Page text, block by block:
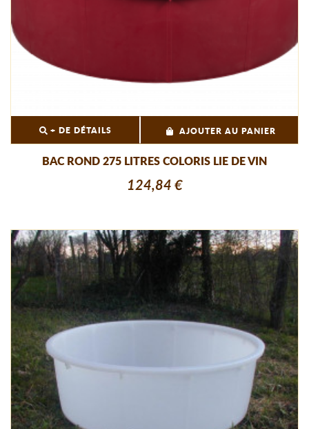
+ DE DÉTAILS AJOUTER AU PANIER
BAC ROND 275 LITRES COLORIS LIE DE VIN
124,84 €